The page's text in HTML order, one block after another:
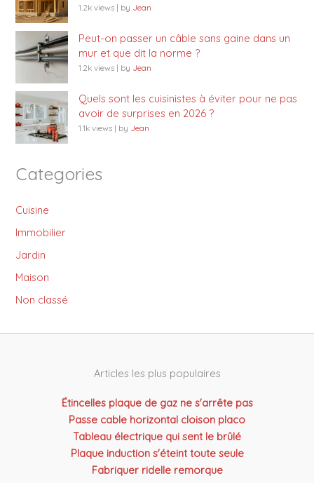
1.2k views | by Jean
Peut-on passer un câble sans gaine dans un
mur et que dit la norme ?
1.2k views | by Jean
Quels sont les cuisinistes à éviter pour ne pas
avoir de surprises en 2026 ?
1.1k views | by Jean
Categories
Cuisine
Immobilier
Jardin
Maison
Non classé
Articles les plus populaires
Étincelles plaque de gaz ne s'arrête pas
Passe cable horizontal cloison placo
Tableau électrique qui sent le brûlé
Plaque induction s'éteint toute seule
Fabriquer ridelle remorque